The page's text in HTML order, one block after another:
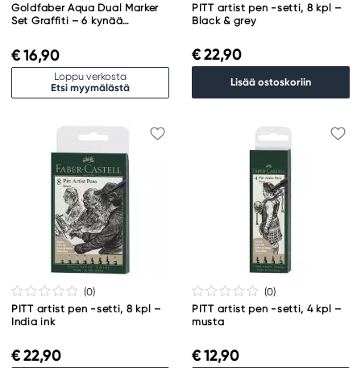
Goldfaber Aqua Dual Marker
Set Graffiti – 6 kynää
€ 16,90
Loppu verkosta
Etsi myymälästä
PITT artist pen -setti, 8 kpl –
Black & grey
€ 22,90
Lisää ostoskoriin
(0)
PITT artist pen -setti, 8 kpl –
India ink
€ 22,90
(0)
PITT artist pen -setti, 4 kpl –
musta
€ 12,90